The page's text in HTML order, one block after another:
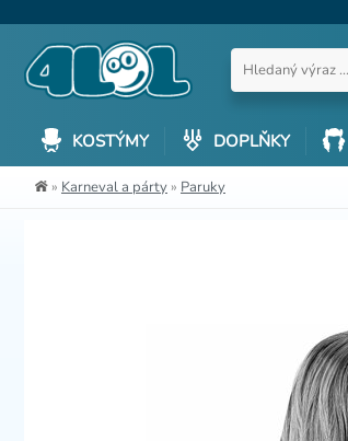
KOSTÝMY DOPLŇKY
» Karneval a párty » Paruky